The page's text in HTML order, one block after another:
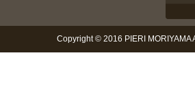
Copyright © 2016 PIERI MORIYAMA